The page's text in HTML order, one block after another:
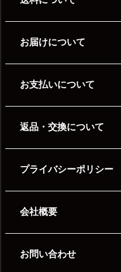
お届けについて
お支払いについて
返品・交換について
プライバシーポリシー
会社概要
お問い合わせ